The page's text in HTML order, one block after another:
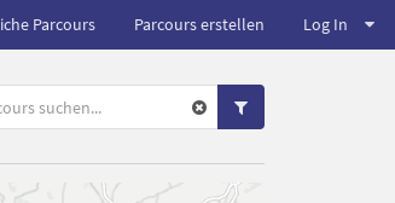
Parcours Parcours erstellen Log In